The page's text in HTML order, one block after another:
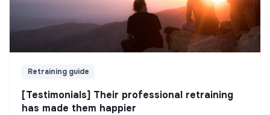
Retraining guide
[Testimonials] Their professional retraining
has made them happier